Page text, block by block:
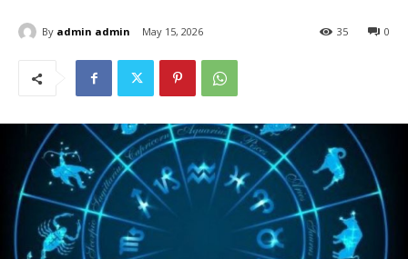
By admin admin May 15, 2026 0
35